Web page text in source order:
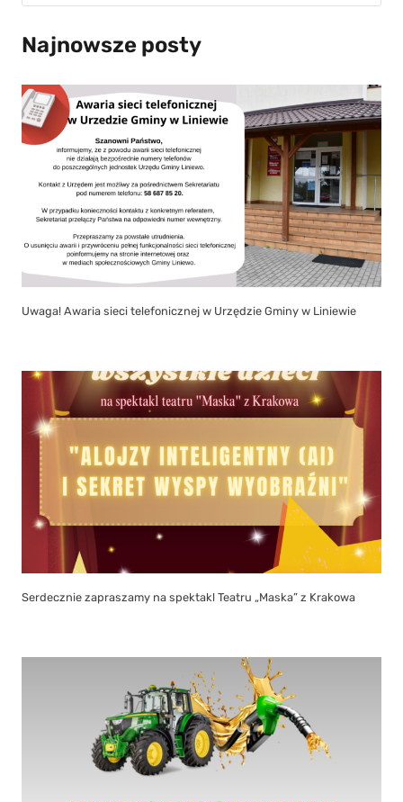
Najnowsze posty
Uwaga! Awaria sieci telefonicznej w Urzędzie Gminy w Liniewie
Serdecznie zapraszamy na spektakl Teatru „Maska” z Krakowa